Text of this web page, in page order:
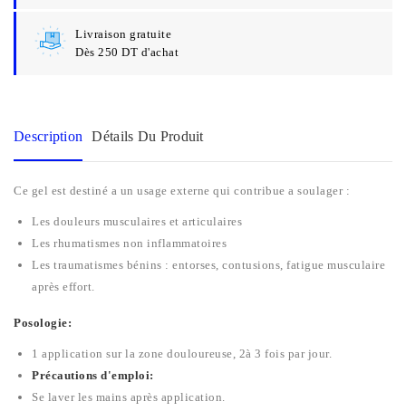
Livraison gratuite
Dès 250 DT d'achat
Description Détails Du Produit
Ce gel est destiné a un usage externe qui contribue a soulager :
Les douleurs musculaires et articulaires
Les rhumatismes non inflammatoires
Les traumatismes bénins : entorses, contusions, fatigue musculaire
après effort.
Posologie:
1 application sur la zone douloureuse, 2à 3 fois par jour.
Précautions d'emploi:
Se laver les mains après application.